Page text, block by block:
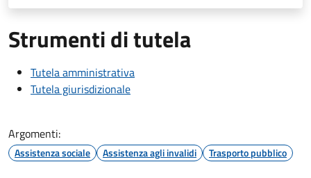
Strumenti di tutela
Tutela amministrativa
Tutela giurisdizionale
Argomenti:
Assistenza sociale Assistenza agli invalidi Trasporto pubblico